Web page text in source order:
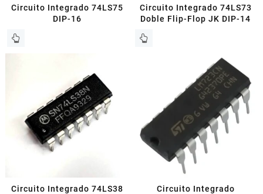
Circuito Integrado 74LS75
DIP-16
Circuito Integrado 74LS73
Doble Flip-Flop JK DIP-14
Circuito Integrado 74LS38
Circuito Integrado